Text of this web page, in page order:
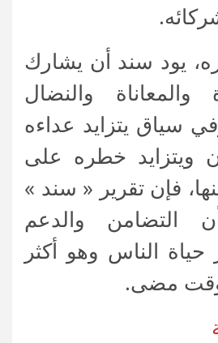
يود سند أن يشارك
والنضال
سياق يتزايد عداءه
ويتزايد خطره على
فإن تقرير « سند »
التضامن والدعم
حياة الناس وهو أكثر
مضى.